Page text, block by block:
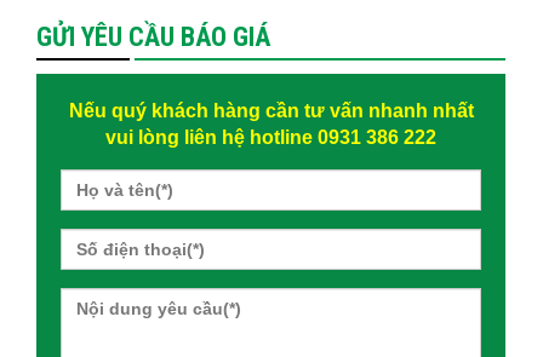
GỬI YÊU CẦU BÁO GIÁ
Nếu quý khách hàng cần tư vấn nhanh nhất
vui lòng liên hệ hotline 0931 386 222